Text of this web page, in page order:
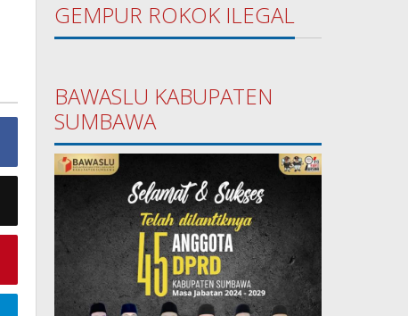
GEMPUR ROKOK ILEGAL
BAWASLU KABUPATEN
SUMBAWA